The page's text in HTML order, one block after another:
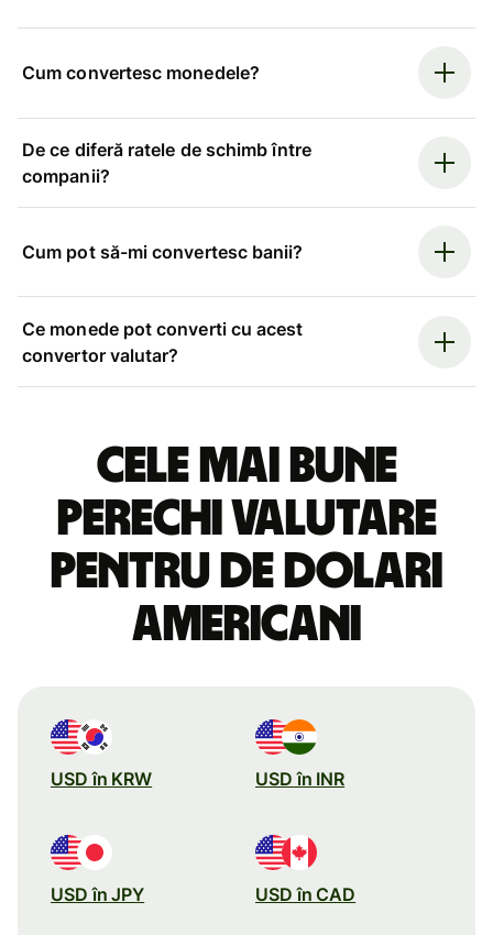
Cum convertesc monedele?
De ce diferă ratele de schimb între
companii?
Cum pot să-mi convertesc banii?
Ce monede pot converti cu acest
convertor valutar?
Cele mai bune
perechi valutare
pentru de dolari
americani
USD în KRW USD în INR
USD în JPY USD în CAD